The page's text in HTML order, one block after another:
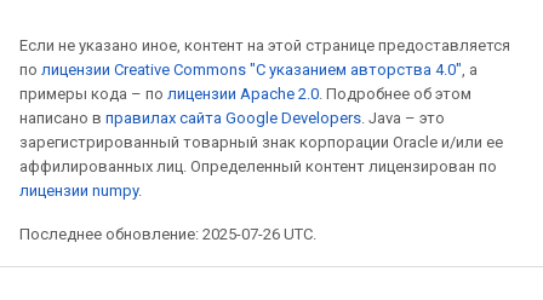
Если не указано иное, контент на этой странице предоставляется
по лицензии Creative Commons "С указанием авторства 4.0", а
примеры кода – по лицензии Apache 2.0. Подробнее об этом
написано в правилах сайта Google Developers. Java – это
зарегистрированный товарный знак корпорации Oracle и/или ее
аффилированных лиц. Определенный контент лицензирован по
лицензии numpy.
Последнее обновление: 2025-07-26 UTC.